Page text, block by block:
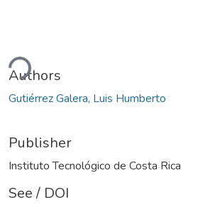
Authors
Gutiérrez Galera, Luis Humberto
Publisher
Instituto Tecnológico de Costa Rica
See / DOI